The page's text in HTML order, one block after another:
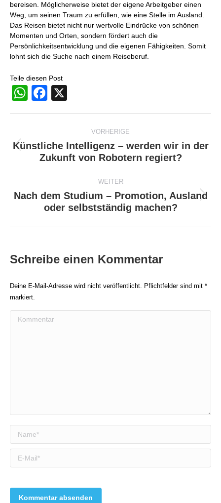
bereisen. Möglicherweise bietet der eigene Arbeitgeber einen
Weg, um seinen Traum zu erfüllen, wie eine Stelle im Ausland.
Das Reisen bietet nicht nur wertvolle Eindrücke von schönen
Momenten und Orten, sondern fördert auch die
Persönlichkeitsentwicklung und die eigenen Fähigkeiten. Somit
lohnt sich die Suche nach einem Reiseberuf.
Teile diesen Post
WhatsApp
Facebook
VORHERIGE
Vorheriger
Künstliche Intelligenz – werden wir in der
Zukunft von Robotern regiert?
WEITER
Nächster
Beitrag:
Nach dem Studium – Promotion, Ausland
oder selbstständig machen?
Schreibe einen Kommentar
Deine E-Mail-Adresse wird nicht veröffentlicht. Pflichtfelder sind mit *
markiert.
Kommentar
Name *
E-Mail *